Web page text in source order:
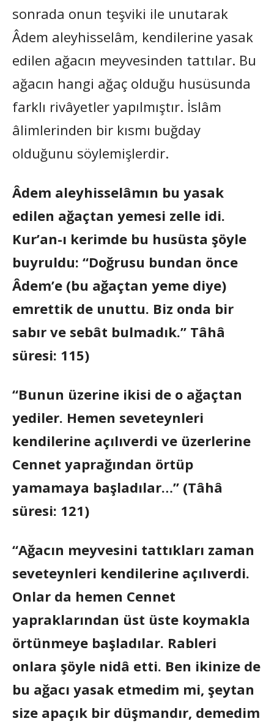
sonrada onun teşviki ile unutarak
Âdem aleyhisselâm, kendilerine yasak
edilen ağacın meyvesinden tattılar. Bu
ağacın hangi ağaç olduğu husüsunda
farklı rivâyetler yapılmıştır. İslâm
âlimlerinden bir kısmı buğday
olduğunu söylemişlerdir.
Âdem aleyhisselâmın bu yasak
edilen ağaçtan yemesi zelle idi.
Kur’an-ı kerimde bu husüsta şöyle
buyruldu: “Doğrusu bundan önce
Âdem’e (bu ağaçtan yeme diye)
emrettik de unuttu. Biz onda bir
sabır ve sebât bulmadık.” Tâhâ
süresi: 115)
“Bunun üzerine ikisi de o ağaçtan
yediler. Hemen seveteynleri
kendilerine açılıverdi ve üzerlerine
Cennet yaprağından örtüp
yamamaya başladılar…” (Tâhâ
süresi: 121)
“Ağacın meyvesini tattıkları zaman
seveteynleri kendilerine açılıverdi.
Onlar da hemen Cennet
yapraklarından üst üste koymakla
örtünmeye başladılar. Rableri
onlara şöyle nidâ etti. Ben ikinize de
bu ağacı yasak etmedim mi, şeytan
size apaçık bir düşmandır, demedim